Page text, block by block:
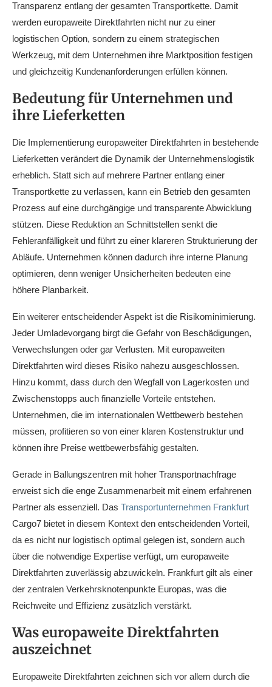
Transparenz entlang der gesamten Transportkette. Damit
werden europaweite Direktfahrten nicht nur zu einer
logistischen Option, sondern zu einem strategischen
Werkzeug, mit dem Unternehmen ihre Marktposition festigen
und gleichzeitig Kundenanforderungen erfüllen können.
Bedeutung für Unternehmen und
ihre Lieferketten
Die Implementierung europaweiter Direktfahrten in bestehende
Lieferketten verändert die Dynamik der Unternehmenslogistik
erheblich. Statt sich auf mehrere Partner entlang einer
Transportkette zu verlassen, kann ein Betrieb den gesamten
Prozess auf eine durchgängige und transparente Abwicklung
stützen. Diese Reduktion an Schnittstellen senkt die
Fehleranfälligkeit und führt zu einer klareren Strukturierung der
Abläufe. Unternehmen können dadurch ihre interne Planung
optimieren, denn weniger Unsicherheiten bedeuten eine
höhere Planbarkeit.
Ein weiterer entscheidender Aspekt ist die Risikominimierung.
Jeder Umladevorgang birgt die Gefahr von Beschädigungen,
Verwechslungen oder gar Verlusten. Mit europaweiten
Direktfahrten wird dieses Risiko nahezu ausgeschlossen.
Hinzu kommt, dass durch den Wegfall von Lagerkosten und
Zwischenstopps auch finanzielle Vorteile entstehen.
Unternehmen, die im internationalen Wettbewerb bestehen
müssen, profitieren so von einer klaren Kostenstruktur und
können ihre Preise wettbewerbsfähig gestalten.
Gerade in Ballungszentren mit hoher Transportnachfrage
erweist sich die enge Zusammenarbeit mit einem erfahrenen
Partner als essenziell. Das Transportunternehmen Frankfurt
Cargo7 bietet in diesem Kontext den entscheidenden Vorteil,
da es nicht nur logistisch optimal gelegen ist, sondern auch
über die notwendige Expertise verfügt, um europaweite
Direktfahrten zuverlässig abzuwickeln. Frankfurt gilt als einer
der zentralen Verkehrsknotenpunkte Europas, was die
Reichweite und Effizienz zusätzlich verstärkt.
Was europaweite Direktfahrten
auszeichnet
Europaweite Direktfahrten zeichnen sich vor allem durch die